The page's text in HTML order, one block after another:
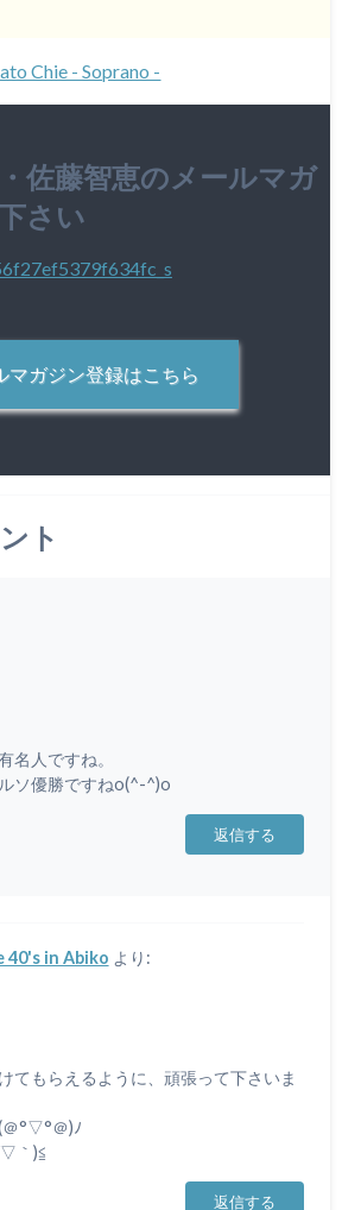
Chie - Soprano -
佐藤智恵のメールマガ
さい
マガジン登録はこちら
ト
名人ですね。
ソ優勝ですねo(^-^)o
返信する
40's in Abiko より:
てもらえるように、頑張って下さいま
＠°▽°＠)ﾉ
｀)≦
返信する